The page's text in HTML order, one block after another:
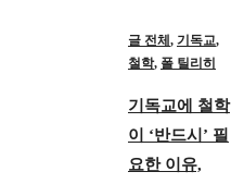
글 전체 , 기독교,
철학, 폴 틸리히
기독교에 철학
이 ‘반드시’ 필
요한 이유,